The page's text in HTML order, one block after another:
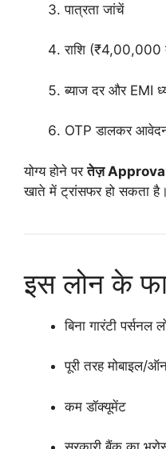
पात्रता जांचें
राशि
ब्याज दर और EMI
OTP डालकर
योग्य होने परतेज़
खाते में ट्रांसफर हो सकता है।
इस लोन के
बिना गारंटी पर्सनल
पूरी तरह मोबाइल/
कम डॉक्यूमेंट